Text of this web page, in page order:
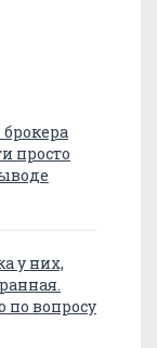
брокера
просто
у них,
по вопросу